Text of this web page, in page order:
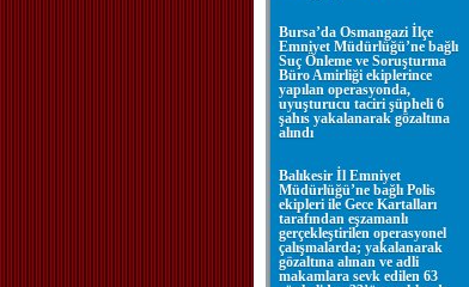
Bursa’da Osmangazi İlçe
Emniyet Müdürlüğü’ne bağlı
Suç Önleme ve Soruşturma
Büro Amirliği ekiplerince
yapılan operasyonda,
uyuşturucu taciri şüpheli 6
şahıs yakalanarak gözaltına
alındı
Balıkesir İl Emniyet
Müdürlüğü’ne bağlı Polis
ekipleri ile Gece Kartalları
tarafından eşzamanlı
gerçekleştirilen operasyonel
çalışmalarda; yakalanarak
gözaltına alınan ve adli
makamlara sevk edilen 63